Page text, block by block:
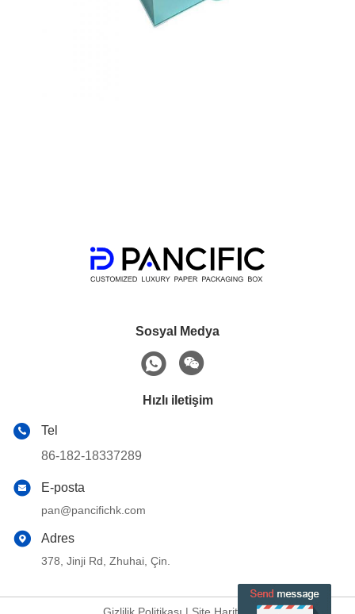
Sosyal Medya
Hızlı iletişim
Tel
86-182-18337289
E-posta
pan@pancifichk.com
Adres
378, Jinji Rd, Zhuhai, Çin.